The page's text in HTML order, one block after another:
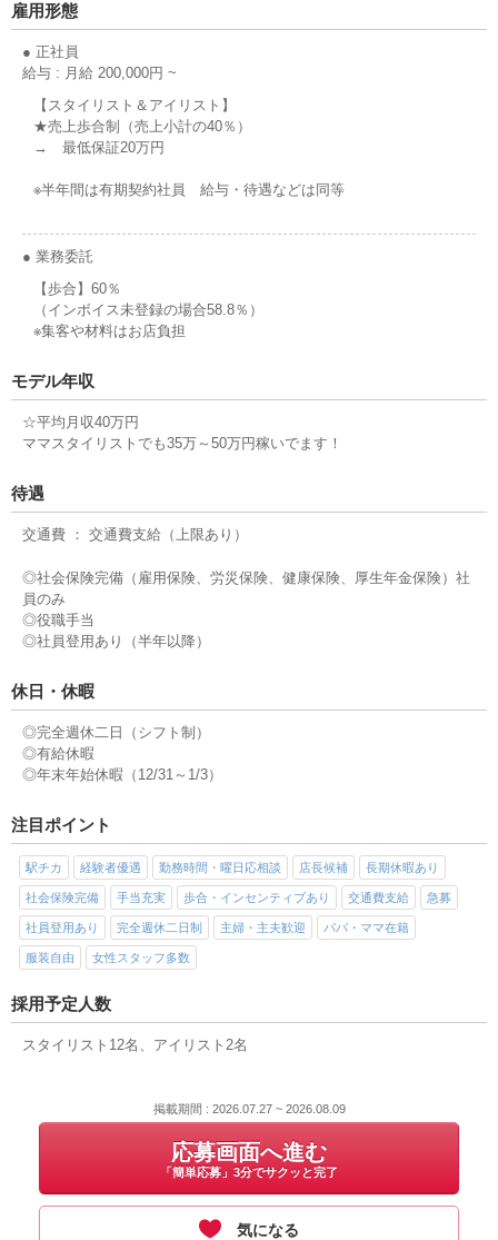
雇用形態
● 正社員
給与 : 月給 200,000円 ~
【スタイリスト＆アイリスト】
★売上歩合制（売上小計の40％）
→ 最低保証20万円
※半年間は有期契約社員 給与・待遇などは同等
● 業務委託
【歩合】60％
（インボイス未登録の場合58.8％）
※集客や材料はお店負担
モデル年収
☆平均月収40万円
ママスタイリストでも35万～50万円稼いでます！
待遇
交通費 ： 交通費支給（上限あり）
◎社会保険完備（雇用保険、労災保険、健康保険、厚生年金保険）社
員のみ
◎役職手当
◎社員登用あり（半年以降）
休日・休暇
◎完全週休二日（シフト制）
◎有給休暇
◎年末年始休暇（12/31～1/3）
注目ポイント
駅チカ 経験者優遇 勤務時間・曜日応相談 店長候補 長期休暇あり
社会保険完備 手当充実 歩合・インセンティブあり 交通費支給 急募
社員登用あり 完全週休二日制 主婦・主夫歓迎 パパ・ママ在籍
服装自由 女性スタッフ多数
採用予定人数
スタイリスト12名、アイリスト2名
掲載期間 : 2026.07.27 ~ 2026.08.09
応募画面へ進む
「簡単応募」3分でサクッと完了
気になる